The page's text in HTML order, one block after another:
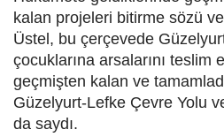
kalan projeleri bitirme sözü
Üstel, bu çerçevede
çocuklarına arsalarını teslim
geçmişten kalan ve
Güzelyurt-Lefke Çevre Yolu
da saydı.